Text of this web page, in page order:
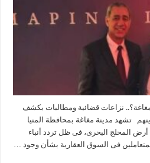
الجدل..
تساؤلات
حول
مخالفات
التقسيم
والبناء
ومطالبات
بالتحقيق
مغلقة
نزاعات قضائية ومطالبات بكشف
تشهد مدينة مغاغة بمحافظة المنيا
المحلج البحرى، فى ظل تردد أنباء
فى السوق العقارية بشأن وجود …